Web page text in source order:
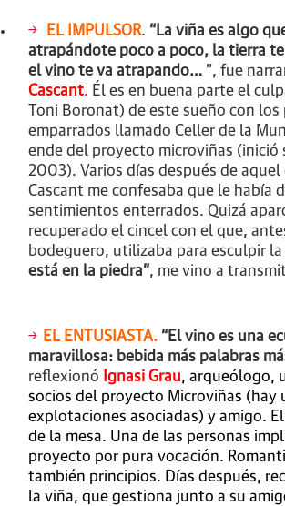
EL IMPULSOR. “La viña es algo
atrapándote poco a poco, la tierra
el vino te va atrapando… ”, fue
Cascant. Él es en buena parte el
Toni Boronat) de este sueño con los
emparrados llamado Celler de la
ende del proyecto microviñas (inició
2003). Varios días después de
Cascant me confesaba que le había
sentimientos enterrados. Quizá
recuperado el cincel con el que,
bodeguero, utilizaba para esculpir la
está en la piedra”, me vino a
EL ENTUSIASTA. “El vino es una
maravillosa: bebida más palabras
reflexionó Ignasi Grau, arqueólogo,
socios del proyecto Microviñas (hay
explotaciones asociadas) y amigo.
de la mesa. Una de las personas
proyecto por pura vocación.
también principios. Días después,
la viña, que gestiona junto a su